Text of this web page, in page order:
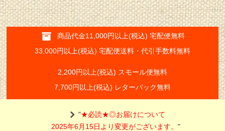
商品代金11,000円以上(税込) 宅配便無料
33,000円以上(税込) 宅配便送料・代引手数料無料
2,200円以上(税込) スモール便無料
7,700円以上(税込) レターパック無料
"★必読★◎お届けについて
2025年6月15日より変更がございます。"